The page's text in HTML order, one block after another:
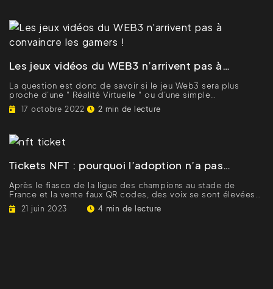
17 octobre 2022
Les jeux vidéos du WEB3 n’arrivent pas à
La question est donc de savoir si le jeu Web3 sera plus
proche d’une " Réalité Virtuelle " ou d’une simple
simulation....
2 min de lecture
2 min de lecture
21 juin 2023
Tickets NFT : pourquoi l’adoption n’a pas
Après le fiasco de la ligue des champions au stade de
France et la vente faux QR codes, des voix se sont élevées
sur...
4 min de lecture
4 min de lecture